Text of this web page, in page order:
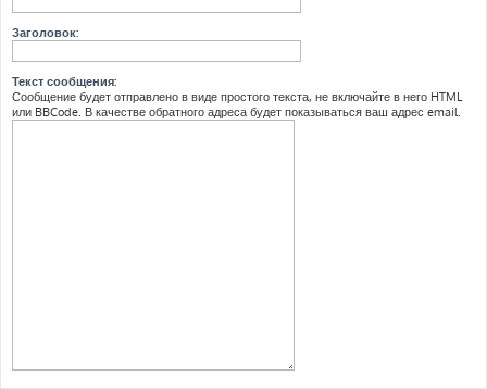
Заголовок:
Текст сообщения:
Сообщение будет отправлено в виде простого текста, не включайте в него HTML
или BBCode. В качестве обратного адреса будет показываться ваш адрес email.